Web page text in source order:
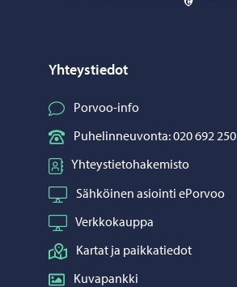
Yhteystiedot
Porvoo-info
Puhelinneuvonta: 020 692 250
Yhteystietohakemisto
Sähköinen asiointi ePorvoo
Verkkokauppa
Kartat ja paikkatiedot
Kuvapankki